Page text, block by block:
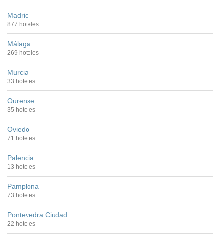
Madrid
877 hoteles
Málaga
269 hoteles
Murcia
33 hoteles
Ourense
35 hoteles
Oviedo
71 hoteles
Palencia
13 hoteles
Pamplona
73 hoteles
Pontevedra Ciudad
22 hoteles